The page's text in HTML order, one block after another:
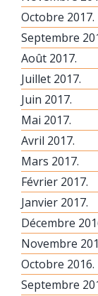
Octobre 2017.
Septembre
Août 2017.
Juillet 2017.
Juin 2017.
Mai 2017.
Avril 2017.
Mars 2017.
Février 2017.
Janvier 2017.
Décembre
Novembre
Octobre 2016.
Septembre